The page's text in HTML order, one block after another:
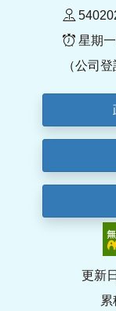
星期
（公司
更新